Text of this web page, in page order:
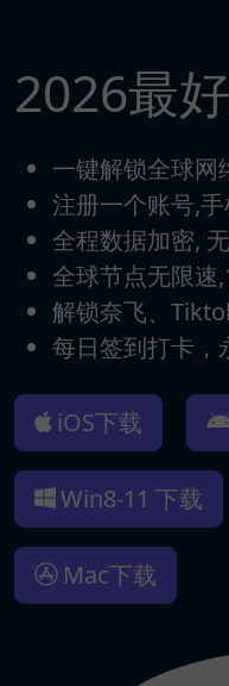
2026最
一键解锁全球网
注册一个账号,
全程数据加密,
全球节点无限速
解锁奈飞、
每日签到打卡，
iOS下载
Win8-11 下载
Mac下载